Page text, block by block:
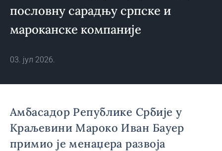
пословну сарадњу српске и
мароканске компаније
03. јул 2026.
Амбасадор Републике Србије у
Краљевини Мароко Иван Бауер
примио је менаџера развоја